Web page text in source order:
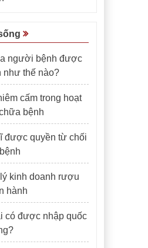
người bệnh được
như thế nào?
cấm trong hoạt
bệnh
được quyền từ chối
kinh doanh rượu
hành
có được nhập quốc